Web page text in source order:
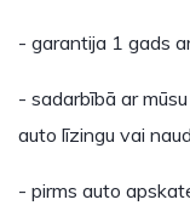
- garantija 1 gads
- sadarbībā ar
auto līzingu vai
- pirms auto